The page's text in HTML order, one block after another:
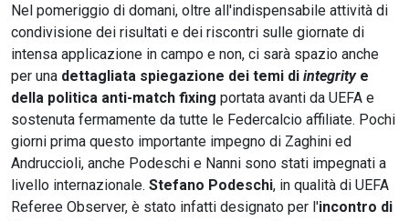
Nel pomeriggio di domani, oltre all'indispensabile attività di
condivisione dei risultati e dei riscontri sulle giornate di
intensa applicazione in campo e non, ci sarà spazio anche
per una dettagliata spiegazione dei temi di integritye
della politica anti-match fixing portata avanti da UEFA e
sostenuta fermamente da tutte le Federcalcio affiliate. Pochi
giorni prima questo importante impegno di Zaghini ed
Andruccioli, anche Podeschi e Nanni sono stati impegnati a
livello internazionale. Stefano Podeschi, in qualità di UEFA
Referee Observer, è stato infatti designato per l'incontro di